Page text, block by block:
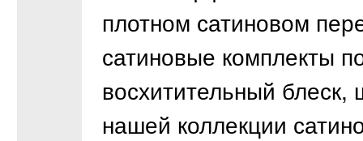
плотном сатиновом
сатиновые комплекты
восхитительный блеск,
нашей коллекции